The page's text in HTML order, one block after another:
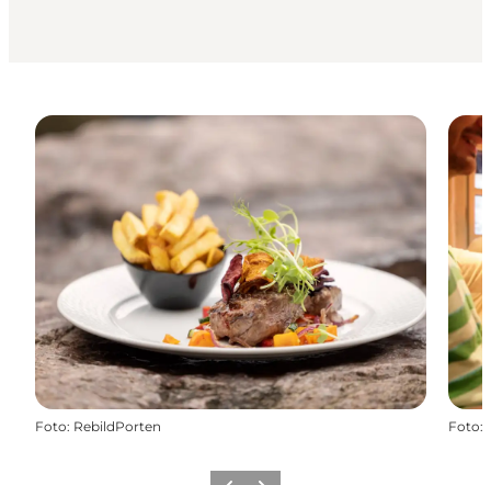
Foto: RebildPorten Foto: